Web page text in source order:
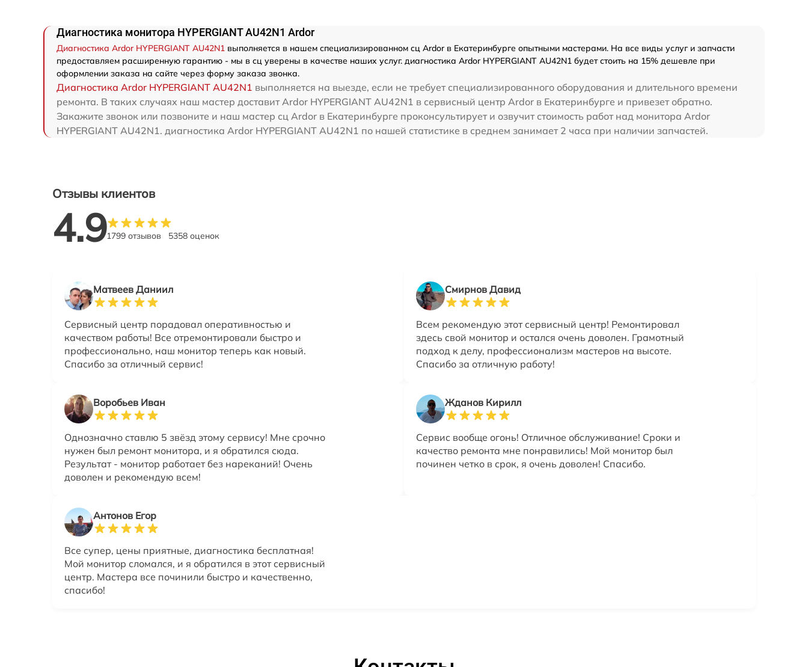
Диагностика монитора HYPERGIANT AU42N1 Ardor
Диагностика Ardor HYPERGIANT AU42N1 выполняется в нашем специализированном сц Ardor в Екатеринбурге опытными мастерами. На все виды услуг и запчасти
предоставляем расширенную гарантию - мы в сц уверены в качестве наших услуг. диагностика Ardor HYPERGIANT AU42N1 будет стоить на 15% дешевле при
оформлении заказа на сайте через форму заказа звонка.
Диагностика Ardor HYPERGIANT AU42N1 выполняется на выезде, если не требует специализированного оборудования и длительного времени
ремонта. В таких случаях наш мастер доставит Ardor HYPERGIANT AU42N1 в сервисный центр Ardor в Екатеринбурге и привезет обратно.
Закажите звонок или позвоните и наш мастер сц Ardor в Екатеринбурге проконсультирует и озвучит стоимость работ над монитора Ardor
HYPERGIANT AU42N1. диагностика Ardor HYPERGIANT AU42N1 по нашей статистике в среднем занимает 2 часа при наличии запчастей.
Отзывы клиентов
4.91799 отзывов 5358 оценок
Матвеев Даниил
Сервисный центр порадовал оперативностью и
качеством работы! Все отремонтировали быстро и
профессионально, наш монитор теперь как новый.
Спасибо за отличный сервис!
Смирнов Давид
Всем рекомендую этот сервисный центр! Ремонтировал
здесь свой монитор и остался очень доволен. Грамотный
подход к делу, профессионализм мастеров на высоте.
Спасибо за отличную работу!
Воробьев Иван
Однозначно ставлю 5 звёзд этому сервису! Мне срочно
нужен был ремонт монитора, и я обратился сюда.
Результат - монитор работает без нареканий! Очень
доволен и рекомендую всем!
Жданов Кирилл
Сервис вообще огонь! Отличное обслуживание! Сроки и
качество ремонта мне понравились! Мой монитор был
починен четко в срок, я очень доволен! Спасибо.
Антонов Егор
Все супер, цены приятные, диагностика бесплатная!
Мой монитор сломался, и я обратился в этот сервисный
центр. Мастера все починили быстро и качественно,
спасибо!